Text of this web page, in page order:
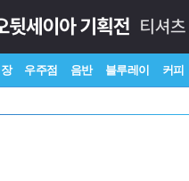
우주점 음반 블루레이 커피